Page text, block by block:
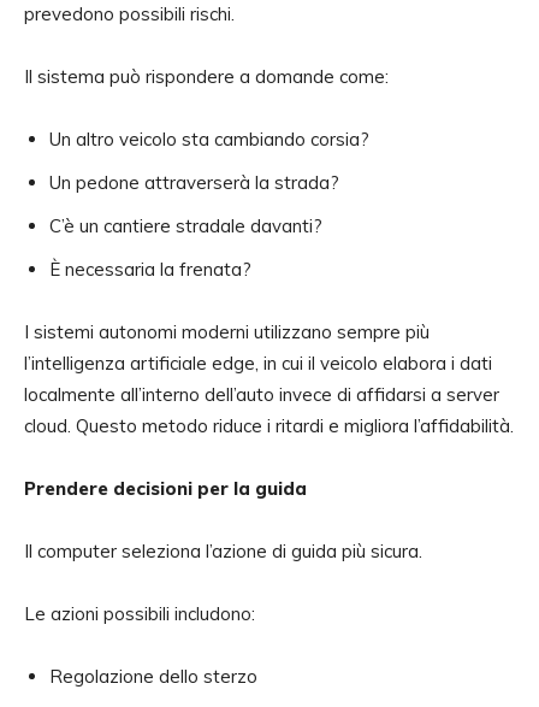
prevedono possibili rischi.
Il sistema può rispondere a domande come:
Un altro veicolo sta cambiando corsia?
Un pedone attraverserà la strada?
C’è un cantiere stradale davanti?
È necessaria la frenata?
I sistemi autonomi moderni utilizzano sempre più
l’intelligenza artificiale edge, in cui il veicolo elabora i dati
localmente all’interno dell’auto invece di affidarsi a server
cloud. Questo metodo riduce i ritardi e migliora l’affidabilità.
Prendere decisioni per la guida
Il computer seleziona l’azione di guida più sicura.
Le azioni possibili includono:
Regolazione dello sterzo